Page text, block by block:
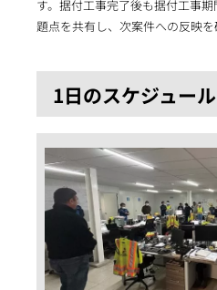
す。据付工事完了後も据付工事
題点を共有し、次案件への反映を
1日のスケジュール